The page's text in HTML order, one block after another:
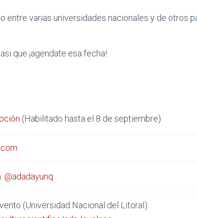
entre varias universidades nacionales y de otros
que ¡agendate esa fecha!
(Habilitado hasta el 8 de septiembre)
@adadayunq
(Universidad Nacional del Litoral):